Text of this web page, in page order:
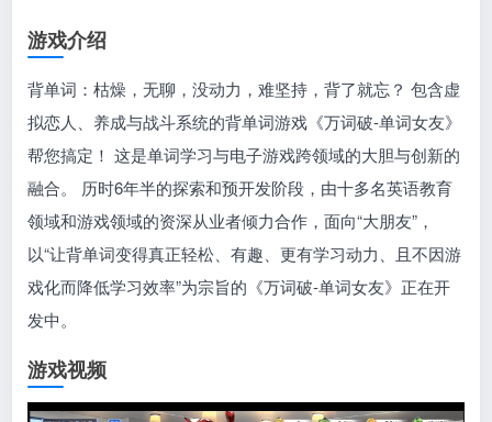
游戏介绍
背单词：枯燥，无聊，没动力，难坚持，背了就忘？ 包含虚
拟恋人、养成与战斗系统的背单词游戏《万词破-单词女友》
帮您搞定！ 这是单词学习与电子游戏跨领域的大胆与创新的
融合。 历时6年半的探索和预开发阶段，由十多名英语教育
领域和游戏领域的资深从业者倾力合作，面向“大朋友”，
以“让背单词变得真正轻松、有趣、更有学习动力、且不因游
戏化而降低学习效率”为宗旨的《万词破-单词女友》正在开
发中。
游戏视频